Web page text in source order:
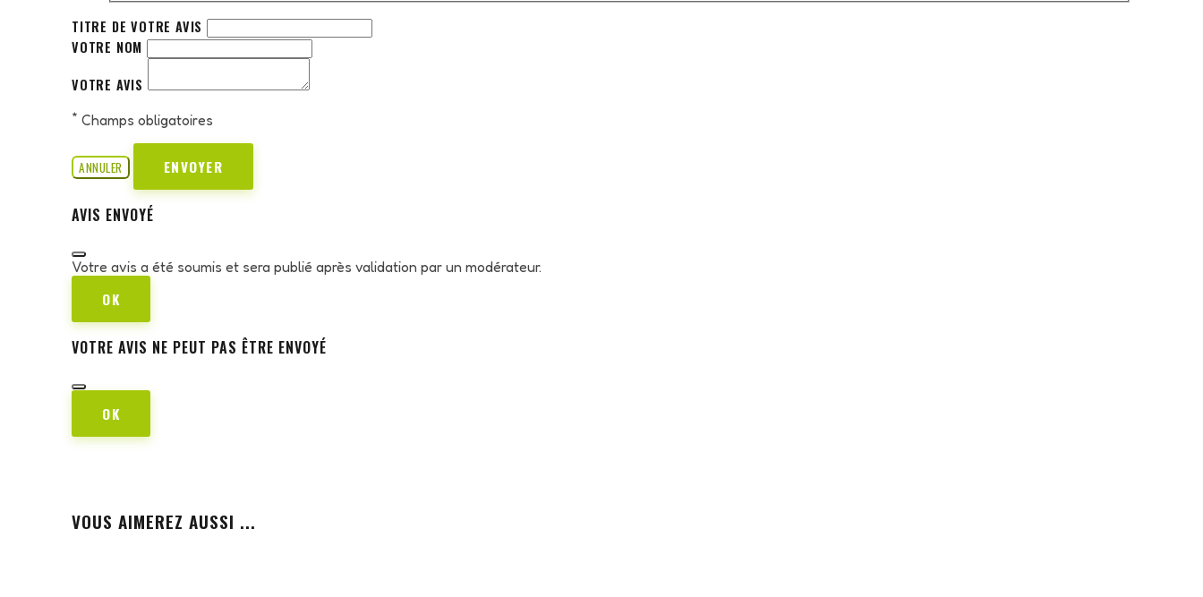
TITRE DE VOTRE AVIS
VOTRE NOM
VOTRE AVIS
* Champs obligatoires
ANNULER ENVOYER
AVIS ENVOYÉ
Votre avis a été soumis et sera publié après validation par un modérateur.
OK
VOTRE AVIS NE PEUT PAS ÊTRE ENVOYÉ
OK
VOUS AIMEREZ AUSSI ...